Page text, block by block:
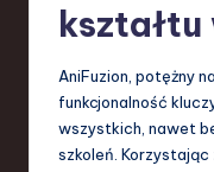
kształtu
AniFuzion, potężny
funkcjonalność
wszystkich, nawet
szkoleń. Korzystając